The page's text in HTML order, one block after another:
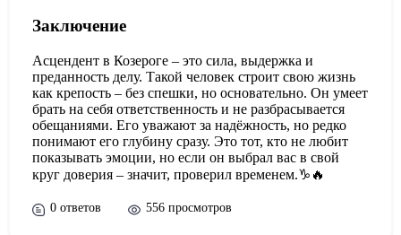
Заключение
Асцендент в Козероге – это сила, выдержка и
преданность делу. Такой человек строит свою жизнь
как крепость – без спешки, но основательно. Он умеет
брать на себя ответственность и не разбрасывается
обещаниями. Его уважают за надёжность, но редко
понимают его глубину сразу. Это тот, кто не любит
показывать эмоции, но если он выбрал вас в свой
круг доверия – значит, проверил временем.♑🔥
0 ответов 556 просмотров